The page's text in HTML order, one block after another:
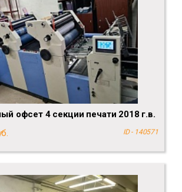
офсет 4 секции печати 2018 г.в.
ID - 140571